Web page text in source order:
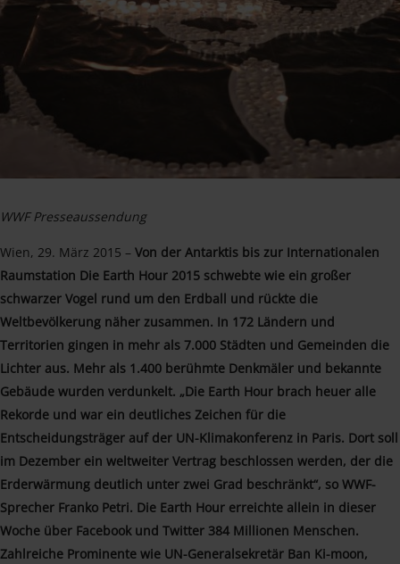
WWF Presseaussendung
Wien, 29. März 2015 – Von der Antarktis bis zur Internationalen
Raumstation Die Earth Hour 2015 schwebte wie ein großer
schwarzer Vogel rund um den Erdball und rückte die
Weltbevölkerung näher zusammen. In 172 Ländern und
Territorien gingen in mehr als 7.000 Städten und Gemeinden die
Lichter aus. Mehr als 1.400 berühmte Denkmäler und bekannte
Gebäude wurden verdunkelt. „Die Earth Hour brach heuer alle
Rekorde und war ein deutliches Zeichen für die
Entscheidungsträger auf der UN-Klimakonferenz in Paris. Dort soll
im Dezember ein weltweiter Vertrag beschlossen werden, der die
Erderwärmung deutlich unter zwei Grad beschränkt“, so WWF-
Sprecher Franko Petri. Die Earth Hour erreichte allein in dieser
Woche über Facebook und Twitter 384 Millionen Menschen.
Zahlreiche Prominente wie UN-Generalsekretär Ban Ki-moon,